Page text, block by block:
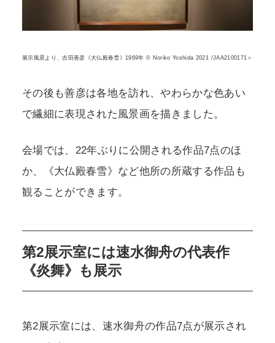
展示風景より、吉田善彦《大仏殿春雪》1969年 © Noriko Yoshida 2021 /JAA2100171＞
その後も善彦は各地を訪れ、やわらかな色あい
で繊細に表現された風景画を描きました。
会場では、22年ぶりに公開される作品7点のほ
か、《大仏殿春雪》など他所の所蔵する作品も
観ることができます。
第2展示室には速水御舟の代表作
《炎舞》も展示
第2展示室には、速水御舟の作品7点が展示され